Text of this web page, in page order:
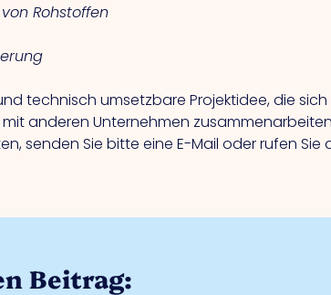
Rohstoffen
technisch umsetzbare Projektidee, die
anderen Unternehmen
senden Sie bitte eine E-Mail oder rufen Sie
Beitrag: